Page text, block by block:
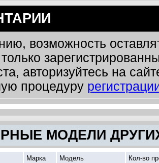
возможность
авторизуйтесь на
процедуру
МОДЕЛИ
Марка Модель Кол-во